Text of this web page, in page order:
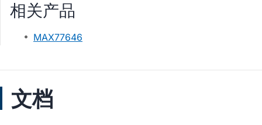
相关产品
MAX77646
文档